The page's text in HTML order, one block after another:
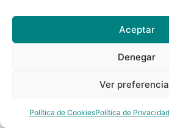
Aceptar
Denegar
Ver
Política de CookiesPolítica de Privacidad
© Seguridad Aeroportuaria. Todos los
Desarrollado con
por
Inglés